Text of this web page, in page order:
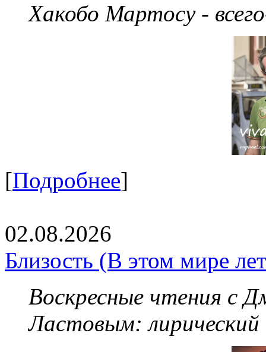
Хакобо Мартосу -
[Подробнее]
02.08.2026
Близость (В этом мире
Воскресные чтения с
Ластовым: